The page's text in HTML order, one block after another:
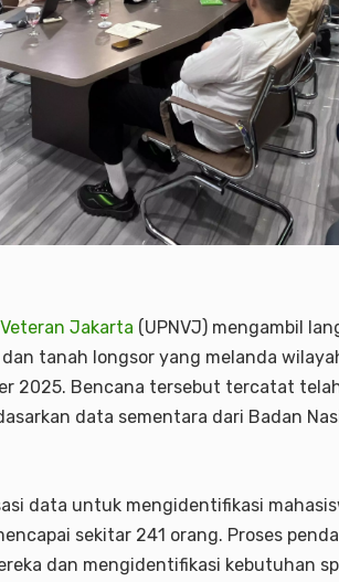
Jakarta (UPNVJ) mengambil
tanah longsor yang melanda
2025. Bencana tersebut tercatat
data sementara dari Badan
data untuk mengidentifikasi
sekitar 241 orang. Proses
dan mengidentifikasi kebutuhan